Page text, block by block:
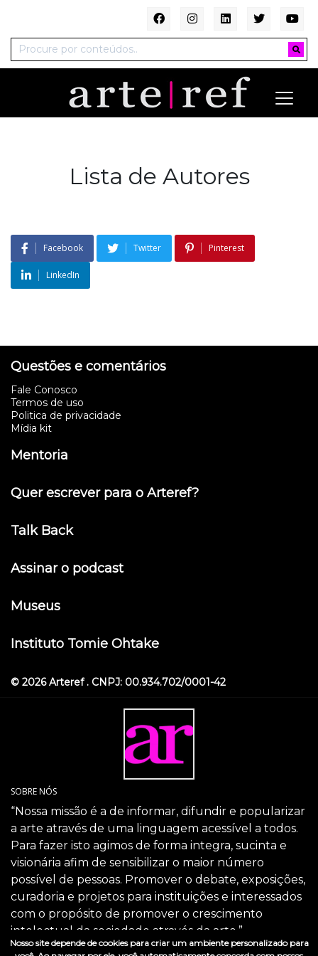
Lista de Autores
Facebook Twitter Pinterest
LinkedIn
Questões e comentários
Fale Conosco
Termos de uso
Politica de privacidade
Mídia kit
Mentoria
Quer escrever para o Arteref?
Talk Back
Assinar o podcast
Museus
Instituto Tomie Ohtake
© 2026 Arteref . CNPJ: 00.934.702/0001-42
SOBRE NÓS
“Nossa missão é a de informar, difundir e popularizar
a arte através de uma linguagem acessível a todos.
Para fazer isto agimos de forma integra, sucinta e
visionária afim de sensibilizar o maior número
possível de pessoas. Promover o debate, exposições,
curadoria e projetos para instituições e interessados
com o propósito de promover o crescimento
intelectual da sociedade através da arte.”
Nosso site depende de cookies para criar um ambiente personalizado para